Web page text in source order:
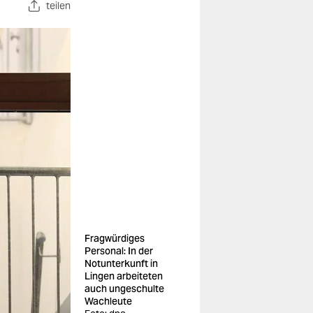
teilen
Fragwürdiges
Personal: In der
Notunterkunft in
Lingen arbeiteten
auch ungeschulte
Wachleute